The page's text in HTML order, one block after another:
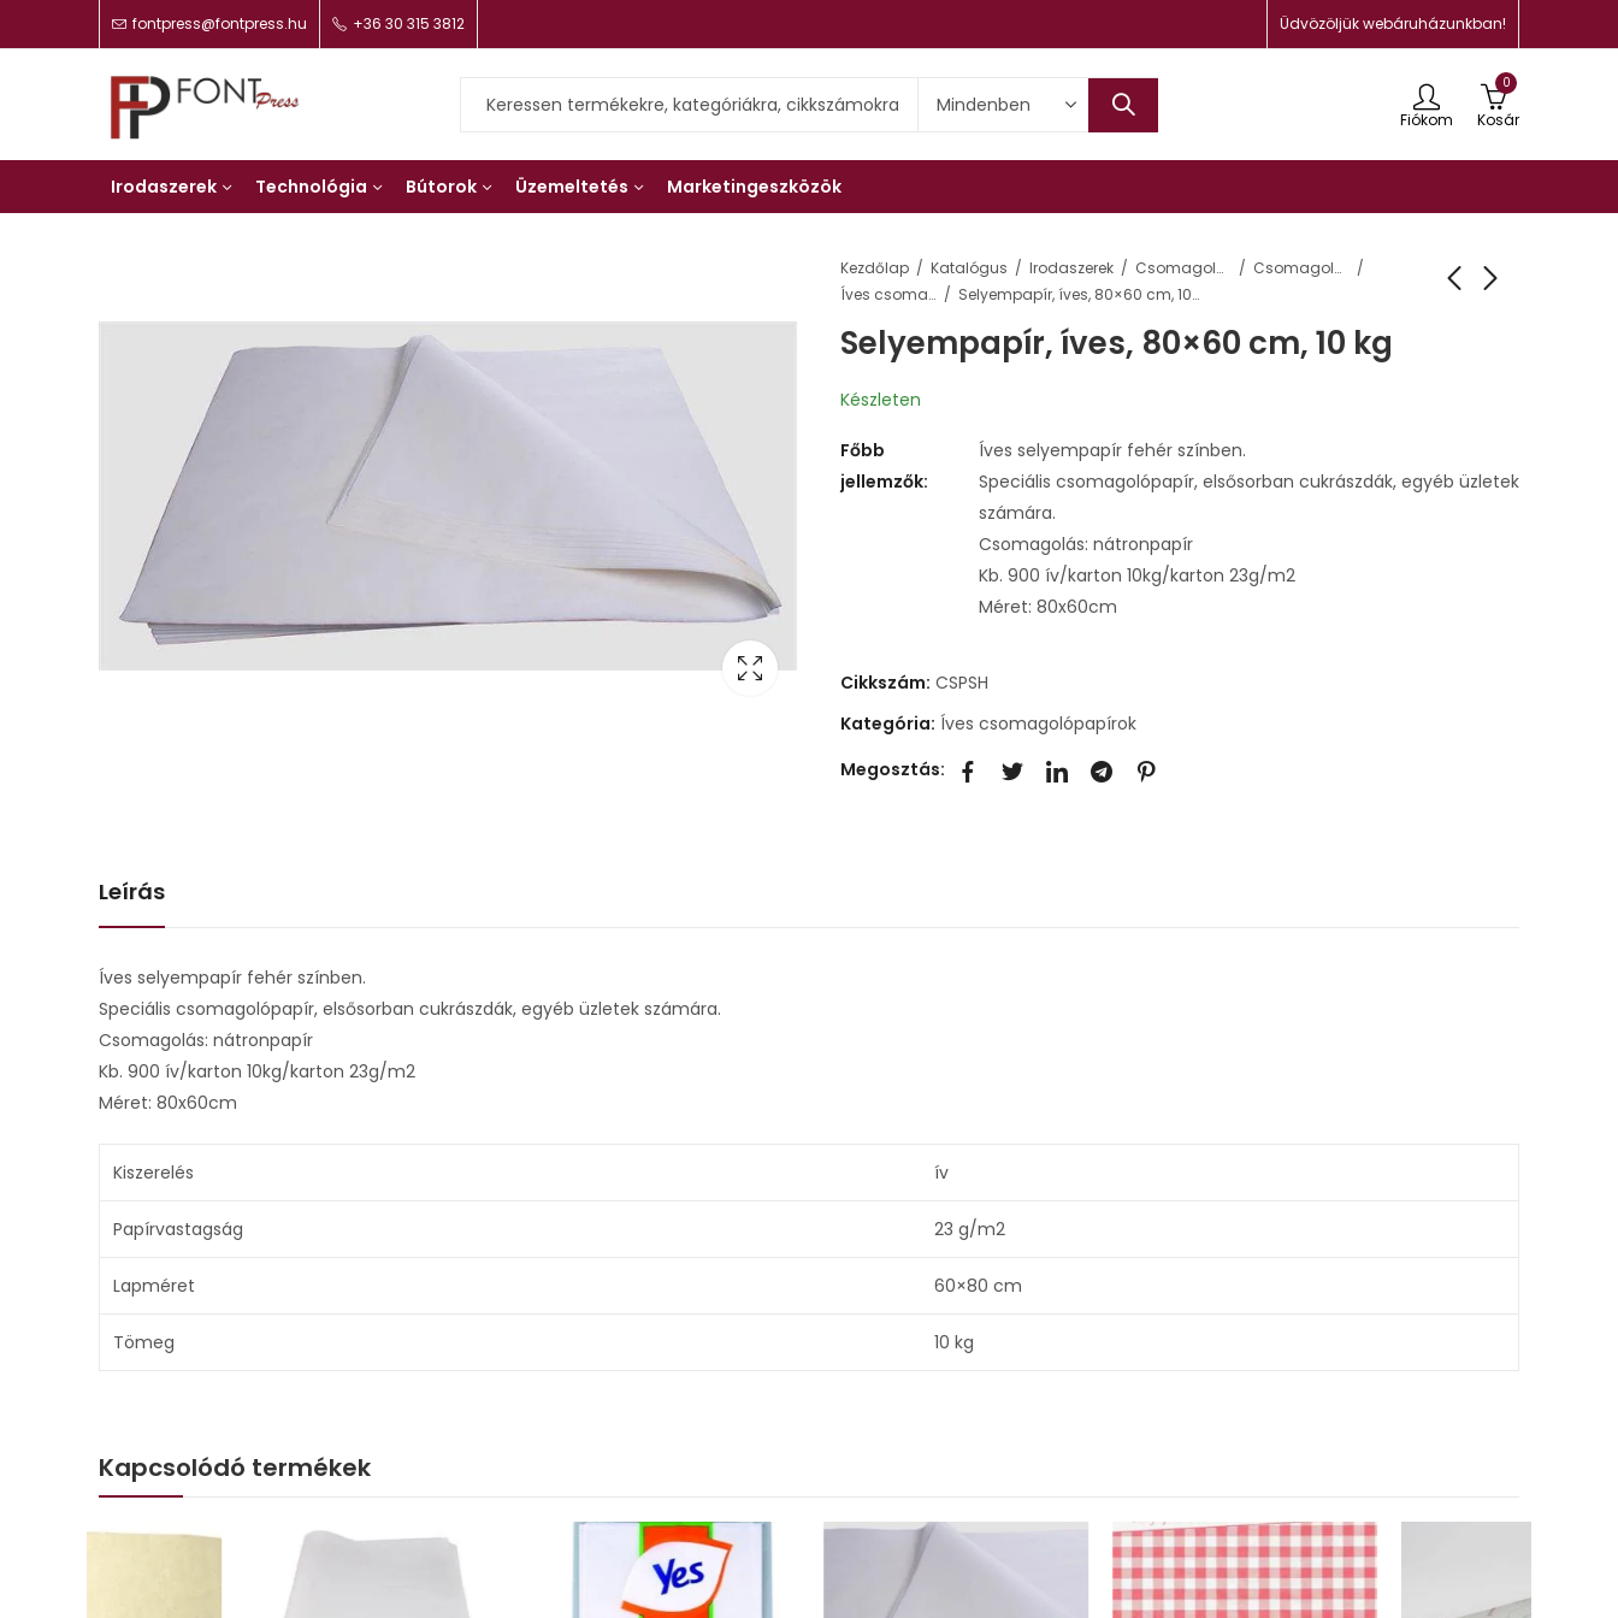
fontpress@fontpress.hu +36 30 315 3812 Üdvözöljük webáruházunkban!
Fiókom
0
Kosár
Irodaszerek Technológia Bútorok Üzemeltetés Marketingeszközök
Kezdőlap Katalógus Irodaszerek Csomagolás, tárolás
Csomagolópapírok
Íves csomagolópapírok
Selyempapír, íves, 80×60 cm, 10 kg
Selyempapír, íves, 80×60 cm, 10 kg
Készleten
Főbb
jellemzők:
Íves selyempapír fehér színben.
Speciális csomagolópapír, elsősorban cukrászdák, egyéb üzletek
számára.
Csomagolás: nátronpapír
Kb. 900 ív/karton 10kg/karton 23g/m2
Méret: 80x60cm
Cikkszám: CSPSH
Kategória: Íves csomagolópapírok
Megosztás:
Leírás
Íves selyempapír fehér színben.
Speciális csomagolópapír, elsősorban cukrászdák, egyéb üzletek számára.
Csomagolás: nátronpapír
Kb. 900 ív/karton 10kg/karton 23g/m2
Méret: 80x60cm
Kiszerelés ív
Papírvastagság 23 g/m2
Lapméret 60×80 cm
Tömeg 10 kg
Kapcsolódó termékek